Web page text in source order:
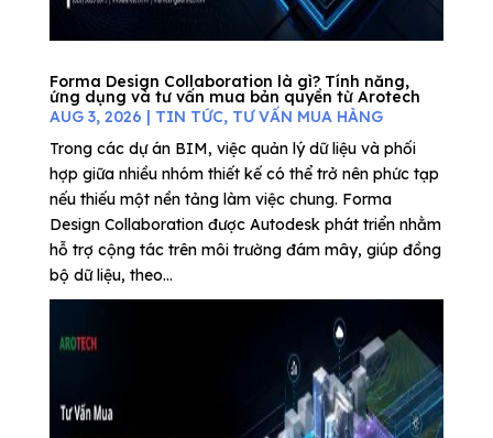
Forma Design Collaboration là gì? Tính năng,
ứng dụng và tư vấn mua bản quyền từ Arotech
AUG 3, 2026 | TIN TỨC, TƯ VẤN MUA HÀNG
Trong các dự án BIM, việc quản lý dữ liệu và phối
hợp giữa nhiều nhóm thiết kế có thể trở nên phức tạp
nếu thiếu một nền tảng làm việc chung. Forma
Design Collaboration được Autodesk phát triển nhằm
hỗ trợ cộng tác trên môi trường đám mây, giúp đồng
bộ dữ liệu, theo...